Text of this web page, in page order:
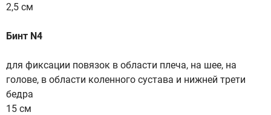
2,5 см
Бинт N4
для фиксации повязок в области плеча, на шее, на
голове, в области коленного сустава и нижней трети
бедра
15 см